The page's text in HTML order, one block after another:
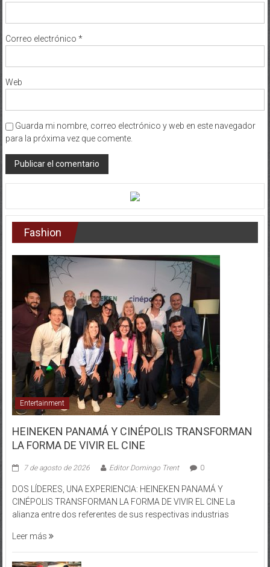
Correo electrónico *
Web
Guarda mi nombre, correo electrónico y web en este navegador
para la próxima vez que comente.
Fashion
Entertainment
HEINEKEN PANAMÁ Y CINÉPOLIS TRANSFORMAN
LA FORMA DE VIVIR EL CINE
7 de agosto de 2026 Editor Domingo Trent 0
DOS LÍDERES, UNA EXPERIENCIA: HEINEKEN PANAMÁ Y
CINÉPOLIS TRANSFORMAN LA FORMA DE VIVIR EL CINE La
alianza entre dos referentes de sus respectivas industrias
Leer más